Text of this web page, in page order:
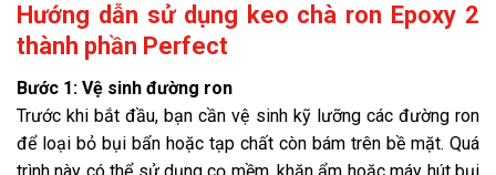
Hướng dẫn sử dụng keo chà ron Epoxy 2
thành phần Perfect
Bước 1: Vệ sinh đường ron
Trước khi bắt đầu, bạn cần vệ sinh kỹ lưỡng các đường ron
để loại bỏ bụi bẩn hoặc tạp chất còn bám trên bề mặt. Quá